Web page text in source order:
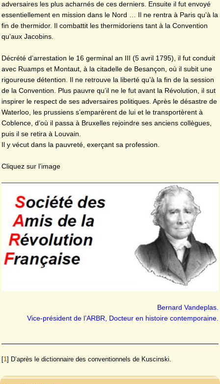
adversaires les plus acharnés de ces derniers. Ensuite il fut envoyé
essentiellement en mission dans le Nord … Il ne rentra à Paris qu’à la
fin de thermidor. Il combattit les thermidoriens tant à la Convention
qu’aux Jacobins.
Décrété d’arrestation le 16 germinal an III (5 avril 1795), il fut conduit
avec Ruamps et Montaut, à la citadelle de Besançon, où il subit une
rigoureuse détention. Il ne retrouve la liberté qu’à la fin de la session
de la Convention. Plus pauvre qu’il ne le fut avant la Révolution, il sut
inspirer le respect de ses adversaires politiques. Après le désastre de
Waterloo, les prussiens s’emparèrent de lui et le transportèrent à
Coblence, d’où il passa à Bruxelles rejoindre ses anciens collègues,
puis il se retira à Louvain.
Il y vécut dans la pauvreté, exerçant sa profession.
Cliquez sur l’image
Bernard Vandeplas.
Vice-président de l’ARBR, Docteur en histoire contemporaine.
[1] D’après le dictionnaire des conventionnels de Kuscinski.